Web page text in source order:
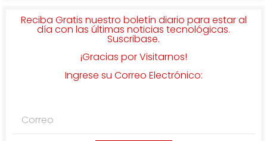
Reciba Gratis nuestro boletín diario para estar al
día con las últimas noticias tecnológicas.
Suscribase.
¡Gracias por Visitarnos!
Ingrese su Correo Electrónico: